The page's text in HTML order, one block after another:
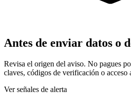
Antes de enviar datos o
Revisa el origen del aviso. No pagues
claves, códigos de verificación o acceso
Ver señales de alerta